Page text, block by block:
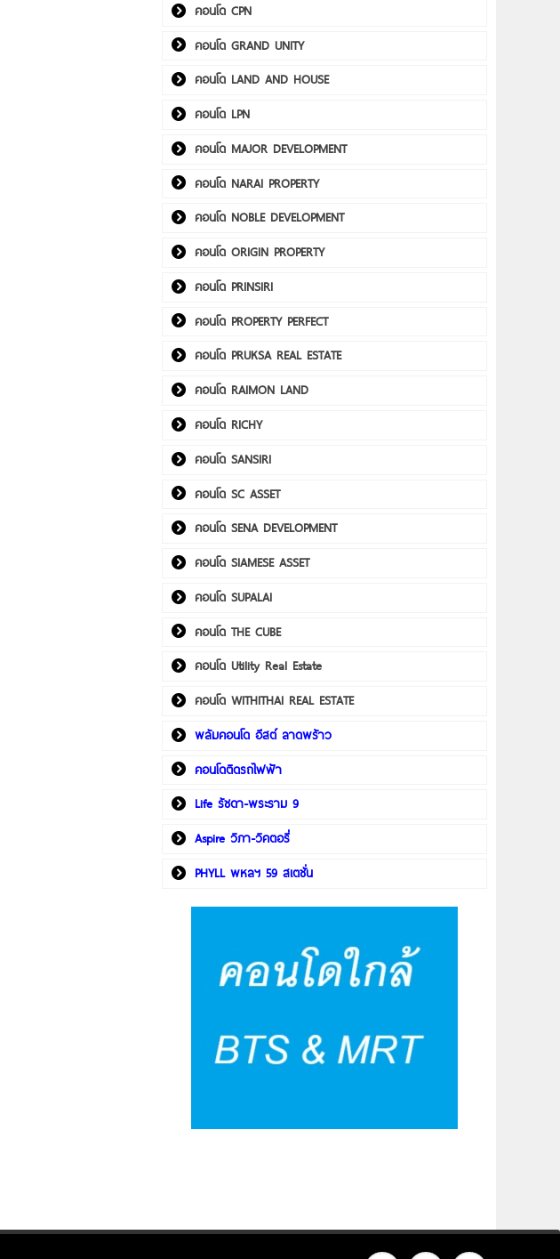
คอนโด CPN
คอนโด GRAND UNITY
คอนโด LAND AND HOUSE
คอนโด LPN
คอนโด MAJOR DEVELOPMENT
คอนโด NARAI PROPERTY
คอนโด NOBLE DEVELOPMENT
คอนโด ORIGIN PROPERTY
คอนโด PRINSIRI
คอนโด PROPERTY PERFECT
คอนโด PRUKSA REAL ESTATE
คอนโด RAIMON LAND
คอนโด RICHY
คอนโด SANSIRI
คอนโด SC ASSET
คอนโด SENA DEVELOPMENT
คอนโด SIAMESE ASSET
คอนโด SUPALAI
คอนโด THE CUBE
คอนโด Utility Real Estate
คอนโด WITHITHAI REAL ESTATE
พลัมคอนโด อีสต์ ลาดพร้าว
คอนโดติดรถไฟฟ้า
Life รัชดา-พระราม 9
Aspire วิภา-วิคตอรี่
PHYLL พหลฯ 59 สเตชั่น